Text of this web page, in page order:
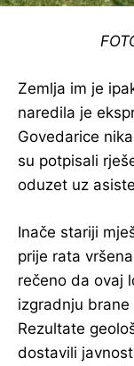
Zemlja im je
naredila je
Govedarice
su potpisali
oduzet uz
Inače stariji
prije rata
rečeno da ovaj
izgradnju brane
Rezultate
dostavili